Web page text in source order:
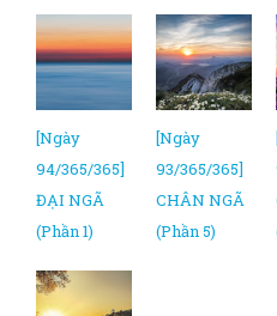
[Ngày
94/365/365]
ĐẠI NGÃ
(Phần 1)
[Ngày
93/365/365]
CHÂN NGÃ
(Phần 5)